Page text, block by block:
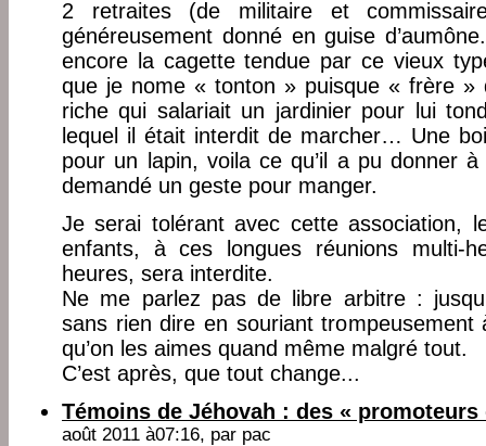
2 retraites (de militaire et
généreusement donné en guise
encore la cagette tendue par ce vieux
que je nome « tonton » puisque « frère »
riche qui salariait un jardinier pour lui
lequel il était interdit de marcher… Une
pour un lapin, voila ce qu’il a pu donner
demandé un geste pour manger.
Je serai tolérant avec cette association,
enfants, à ces longues réunions multi-
heures, sera interdite.
Ne me parlez pas de libre arbitre :
sans rien dire en souriant
qu’on les aimes quand même malgré tout.
C’est après, que tout change...
Témoins de Jéhovah : des «
août 2011 à07:16, par pac